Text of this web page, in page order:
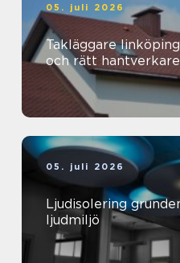
05. juli 2026
Takläggare linköping så väljer du rätt tak
och rätt hantverkare
05. juli 2026
Ljudisolering grunden för en hållbar
ljudmiljö